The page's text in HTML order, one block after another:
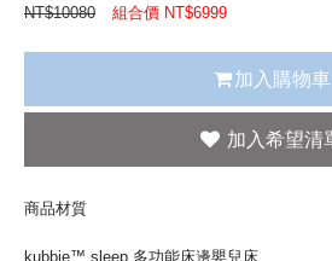
NT$10080 組合價 NT$6999
加入購物車
商品材質
kubbie™ sleep 多功能床邊嬰兒床